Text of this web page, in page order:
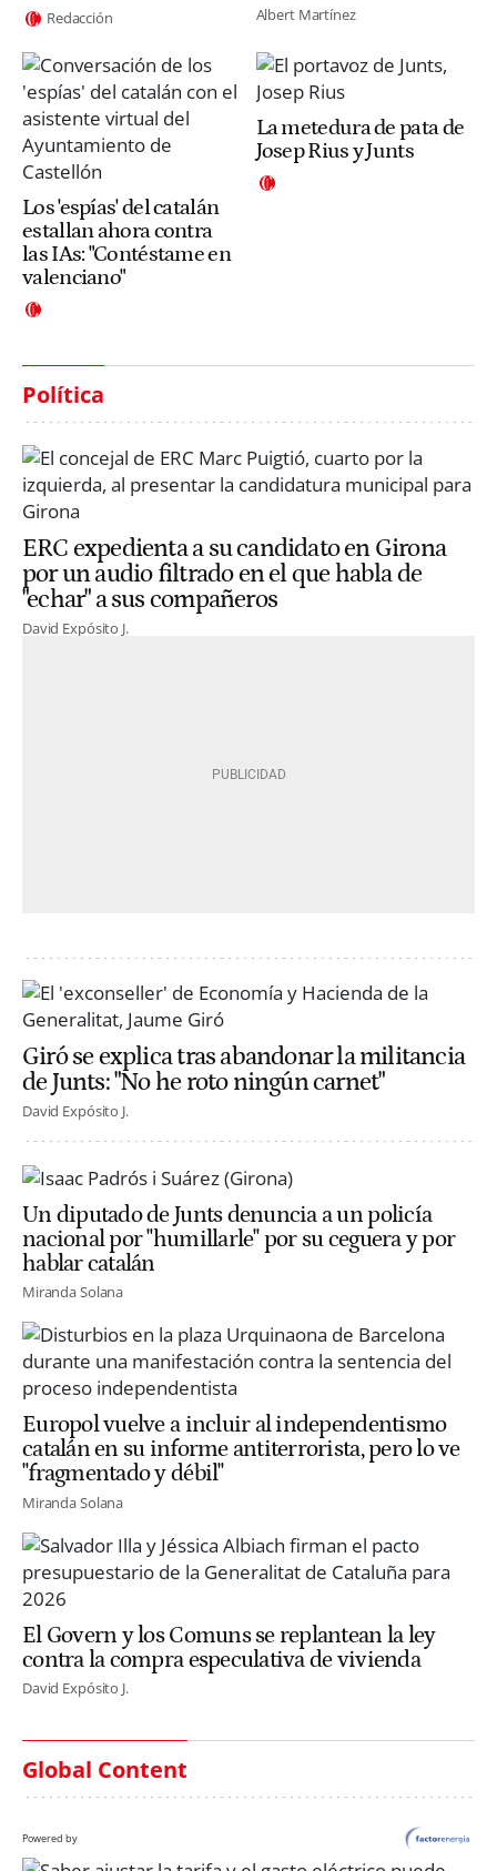
Redacción Albert Martínez
Los 'espías' del catalán
estallan ahora contra
las IAs: "Contéstame en
valenciano"
La metedura de pata de
Josep Rius y Junts
Política
ERC expedienta a su candidato en Girona
por un audio filtrado en el que habla de
"echar" a sus compañeros
David Expósito J.
Giró se explica tras abandonar la militancia
de Junts: "No he roto ningún carnet"
David Expósito J.
Un diputado de Junts denuncia a un policía
nacional por "humillarle" por su ceguera y por
hablar catalán
Miranda Solana
Europol vuelve a incluir al independentismo
catalán en su informe antiterrorista, pero lo ve
"fragmentado y débil"
Miranda Solana
El Govern y los Comuns se replantean la ley
contra la compra especulativa de vivienda
David Expósito J.
Global Content
Powered by